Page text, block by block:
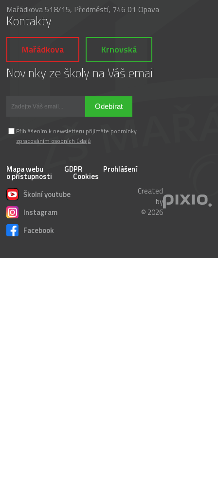
Mařádkova 518/15, Předměstí, 746 01 Opava
Kontakty
Mařádkova Krnovská
Novinky ze školy na Váš email
Odebírat
Přihlášením k newsletteru přijímáte podmínky
zpracováním osobních údajů
Mapa webu GDPR Prohlášení
o přístupnosti
Cookies
Školní youtube
Instagram
Facebook
Created
by
© 2026